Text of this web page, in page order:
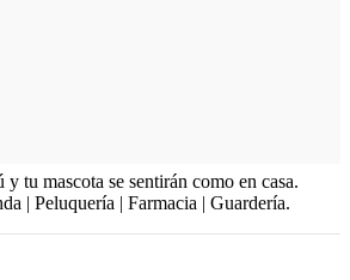
tu mascota se sentirán como en casa.
| Peluquería | Farmacia | Guardería.